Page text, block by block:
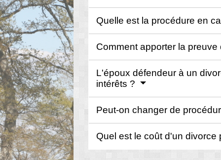
Quelle est la procédure en
Comment apporter la
L'époux défendeur à un
intérêts ?
Peut-on changer de
Quel est le coût d'un